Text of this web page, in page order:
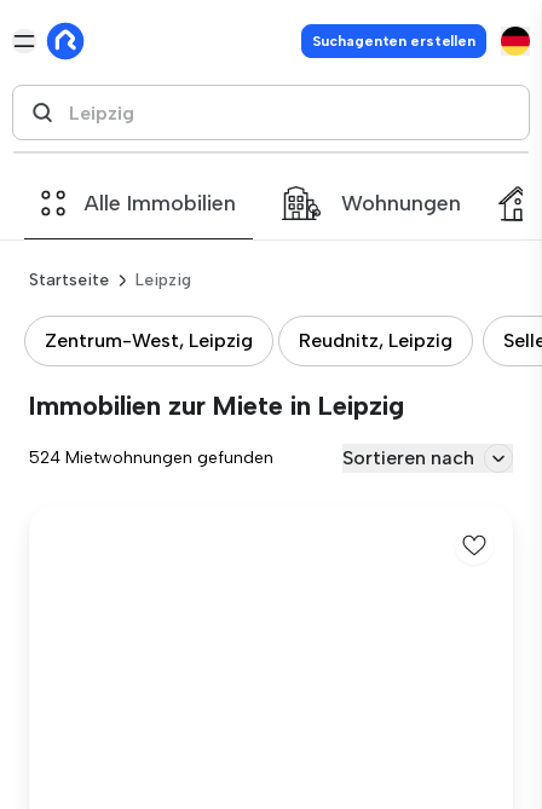
Suchagenten erstellen
Alle Immobilien Wohnungen
Startseite Leipzig
Zentrum-West, Leipzig Reudnitz, Leipzig
Immobilien zur Miete in Leipzig
524 Mietwohnungen gefunden Sortieren nach